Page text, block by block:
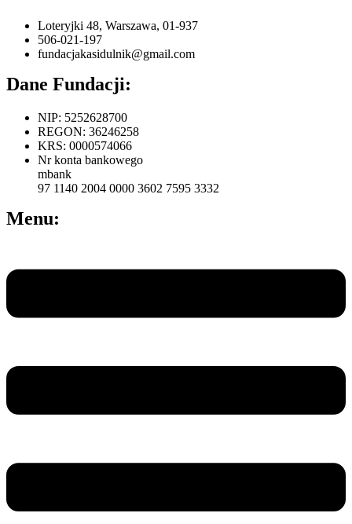
Loteryjki 48, Warszawa, 01-937
506-021-197
fundacjakasidulnik@gmail.com
Dane Fundacji:
NIP: 5252628700
REGON: 36246258
KRS: 0000574066
Nr konta bankowego
mbank
97 1140 2004 0000 3602 7595 3332
Menu: